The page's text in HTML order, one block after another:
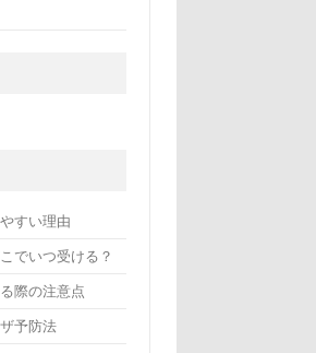
すい理由
でいつ受ける？
際の注意点
予防法